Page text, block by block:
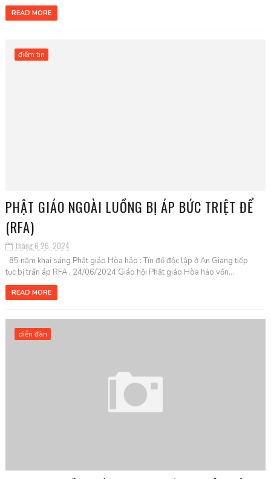
READ MORE
điểm tin
PHẬT GIÁO NGOÀI LUỒNG BỊ ÁP BỨC TRIỆT ĐỂ
(RFA)
tháng 6 26, 2024
85 năm khai sáng Phật giáo Hòa hảo : Tín đồ độc lập ở An Giang tiếp
tục bị trấn áp RFA , 24/06/2024 Giáo hội Phật giáo Hòa hảo vốn...
READ MORE
diễn đàn